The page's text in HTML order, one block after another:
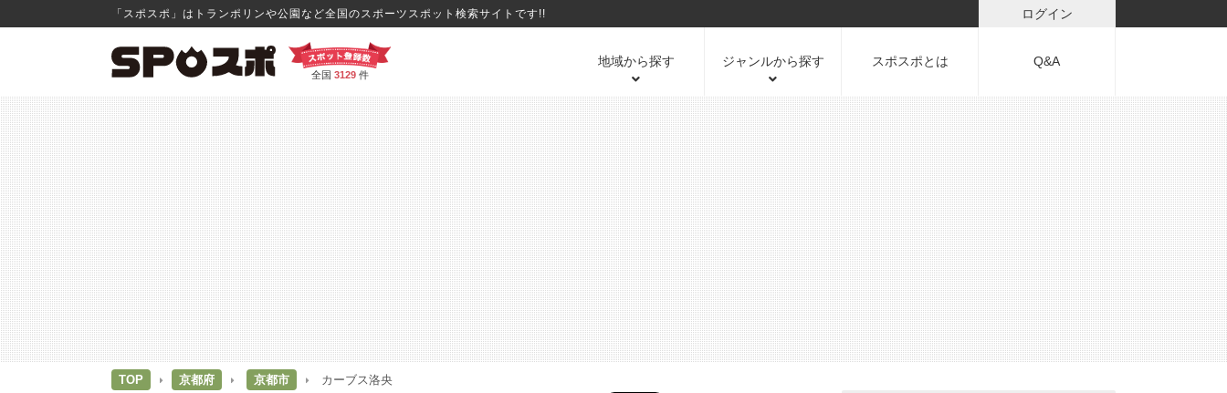
「スポスポ」はトランポリンや公園など全国のスポーツスポット検索サイトです!! ログイン
全国 3129件
地域から探す ジャンルから探す スポスポとは Q&A
TOP 京都府 京都市 カーブス洛央